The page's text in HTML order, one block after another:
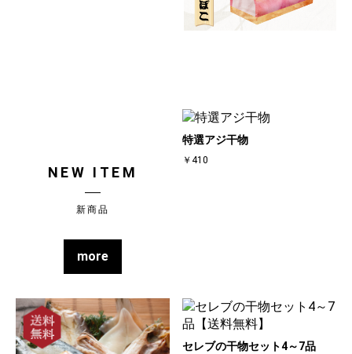
NEW ITEM
新商品
more
特選アジ干物
￥410
セレブの干物セット4～7品